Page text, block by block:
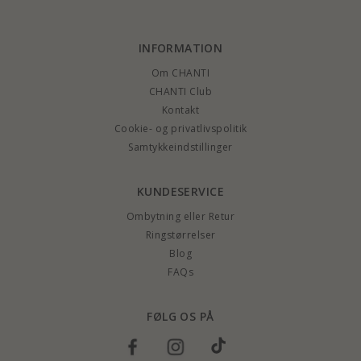
INFORMATION
Om CHANTI
CHANTI Club
Kontakt
Cookie- og privatlivspolitik
Samtykkeindstillinger
KUNDESERVICE
Ombytning eller Retur
Ringstørrelser
Blog
FAQs
FØLG OS PÅ